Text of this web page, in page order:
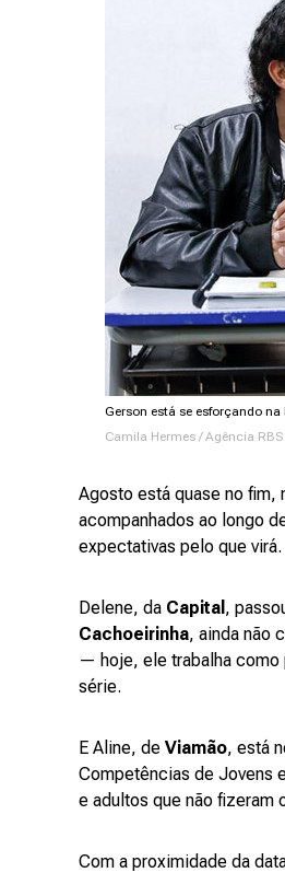
Gerson está se esforçando
Camila Hermes / Agência
Agosto está quase no fim,
acompanhados ao longo
expectativas pelo que virá.
Delene, da Capital ,
Cachoeirinha, ainda não
— hoje, ele trabalha como
série.
E Aline, de Viamão, está
Competências de Jovens
e adultos que não fizeram
Com a proximidade da